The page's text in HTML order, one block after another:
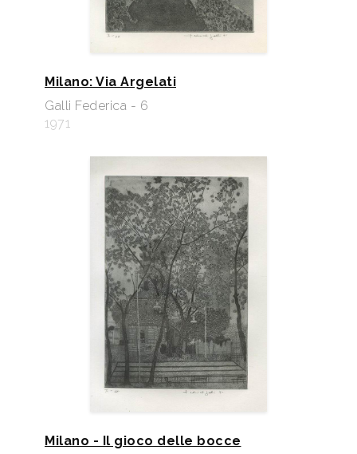
Milano: Via Argelati
Galli Federica - 6
1971
Milano - Il gioco delle bocce